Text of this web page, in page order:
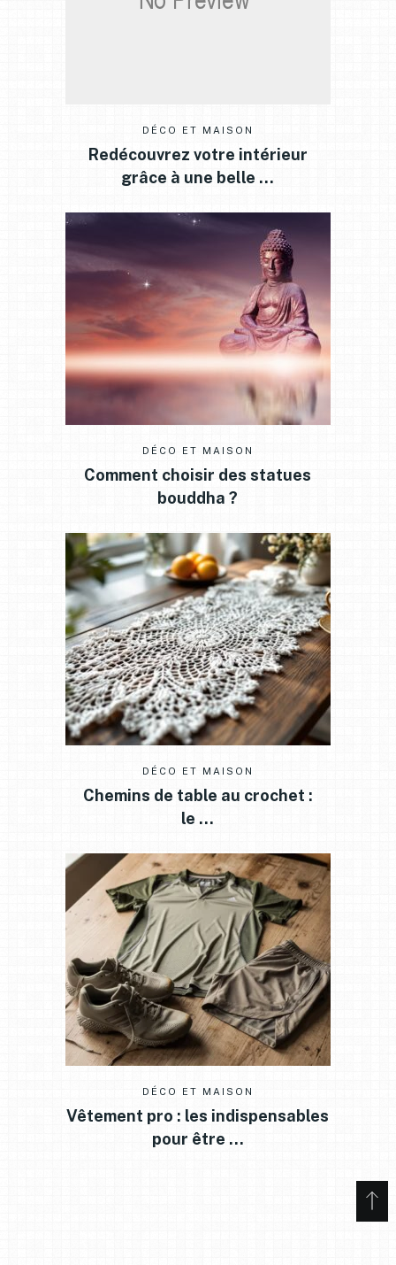
DÉCO ET MAISON
Redécouvrez votre intérieur
grâce à une belle …
DÉCO ET MAISON
Comment choisir des statues
bouddha ?
DÉCO ET MAISON
Chemins de table au crochet :
le …
DÉCO ET MAISON
Vêtement pro : les indispensables
pour être …